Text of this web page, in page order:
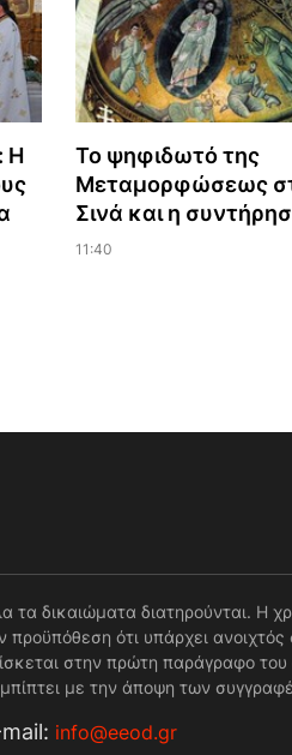
Η
Το ψηφιδωτό της
Μεταμορφώσεως
Σινά και η
11:40
τα δικαιώματα διατηρούνται. Η
προϋπόθεση ότι υπάρχει
στην πρώτη παράγραφο
με την άποψη των
info@eeod.gr